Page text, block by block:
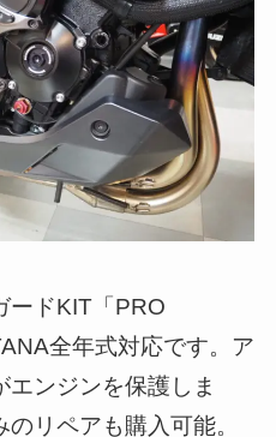
ードKIT「PRO
全年式対応です。ア
エンジンを保護しま
リペアも購入可能。